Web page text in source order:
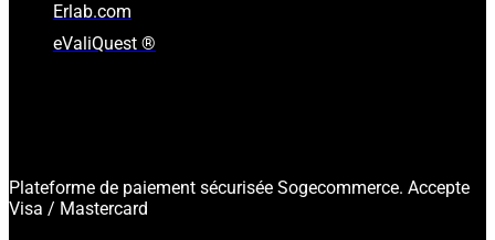
Erlab.com
eValiQuest ®
Plateforme de paiement sécurisée Sogecommerce. Accepte
Visa / Mastercard